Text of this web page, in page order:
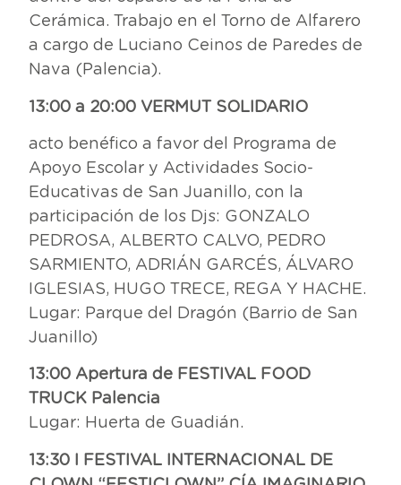
Cerámica. Trabajo en el Torno de Alfarero
a cargo de Luciano Ceinos de Paredes de
Nava (Palencia).
13:00 a 20:00 VERMUT SOLIDARIO
acto benéfico a favor del Programa de
Apoyo Escolar y Actividades Socio-
Educativas de San Juanillo, con la
participación de los Djs: GONZALO
PEDROSA, ALBERTO CALVO, PEDRO
SARMIENTO, ADRIÁN GARCÉS, ÁLVARO
IGLESIAS, HUGO TRECE, REGA Y HACHE.
Lugar: Parque del Dragón (Barrio de San
Juanillo)
13:00 Apertura de FESTIVAL FOOD
TRUCK Palencia
Lugar: Huerta de Guadián.
13:30 I FESTIVAL INTERNACIONAL DE